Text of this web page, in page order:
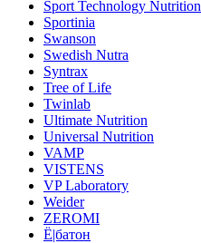
Sport Technology Nutrition
Sportinia
Swanson
Swedish Nutra
Syntrax
Tree of Life
Twinlab
Ultimate Nutrition
Universal Nutrition
VAMP
VISTENS
VP Laboratory
Weider
ZEROMI
Ё|батон